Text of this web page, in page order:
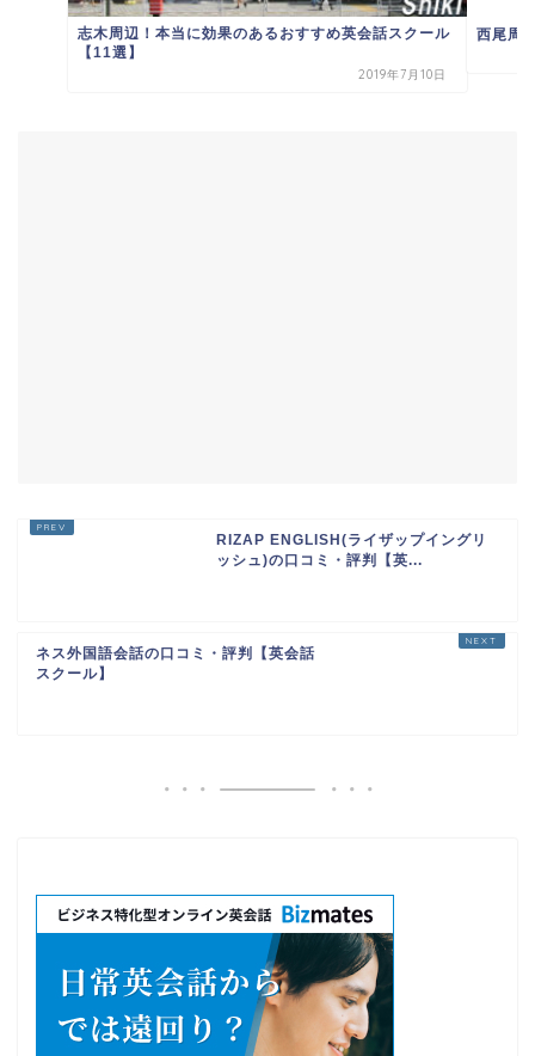
志木周辺！本当に効果のあるおすすめ英会話スクール
【11選】
2019年7月10日
西尾周
RIZAP ENGLISH(ライザップイングリ
ッシュ)の口コミ・評判【英...
ネス外国語会話の口コミ・評判【英会話
スクール】